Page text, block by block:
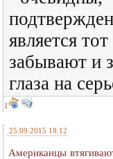
является
забывают и
глаза на
1
25.09.2015 18:12
Американцы